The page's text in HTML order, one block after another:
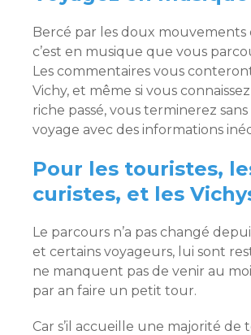
Bercé par les doux mouvements
c’est en musique que vous
Les commentaires vous
Vichy, et même si vous
riche passé, vous terminerez
voyage avec des informations
Pour les touristes,
curistes, et les
Le parcours n’a pas changé
et certains voyageurs, lui sont
ne manquent pas de venir au
par an faire un petit tour.
Car s’il accueille une majorité de